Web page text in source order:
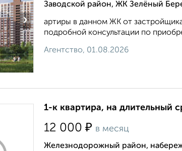
›
Заводской район, ЖК Зелёный
артиры в данном ЖК от
подробной консультации по
Агентство, 01.08.2026
1-к квартира, на длительный
12 000 ₽ в месяц
Железнодорожный район,